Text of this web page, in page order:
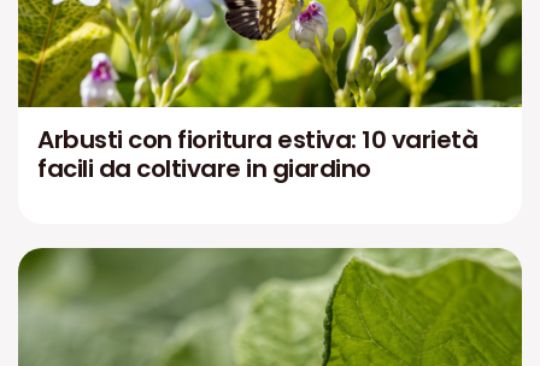
Arbusti con fioritura estiva: 10 varietà
facili da coltivare in giardino